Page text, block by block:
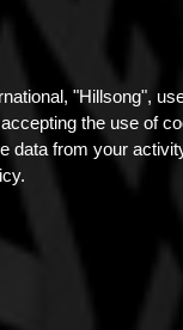
"Hillsong",
the use of
data from your